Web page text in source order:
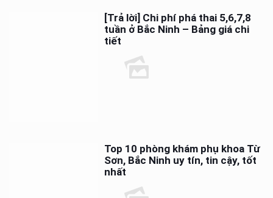
[Trả lời] Chi phí phá thai 5,6,7,8
tuần ở Bắc Ninh – Bảng giá chi
tiết
Top 10 phòng khám phụ khoa Từ
Sơn, Bắc Ninh uy tín, tin cậy, tốt
nhất